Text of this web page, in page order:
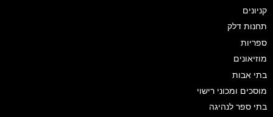
קניונים
תחנות דלק
ספריות
מוזיאונים
בתי אבות
מוסכים ומכוני רישוי
בתי ספר לנהיגה